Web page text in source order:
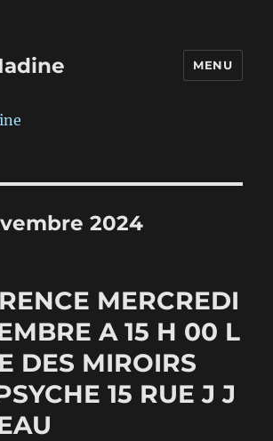
MENU
2024
MERCREDI
A 15 H 00 L
DES MIROIRS
15 RUE J J